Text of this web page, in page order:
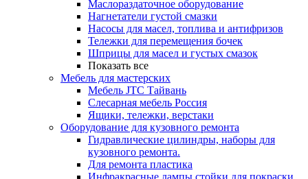
Маслораздаточное оборудование
Нагнетатели густой смазки
Насосы для масел, топлива и антифризов
Тележки для перемещения бочек
Шприцы для масел и густых смазок
Показать все
Мебель для мастерских
Мебель JTC Тайвань
Слесарная мебель Россия
Ящики, тележки, верстаки
Оборудование для кузовного ремонта
Гидравлические цилиндры, наборы для
кузовного ремонта.
Для ремонта пластика